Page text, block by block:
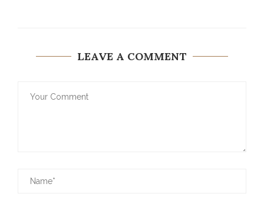
LEAVE A COMMENT